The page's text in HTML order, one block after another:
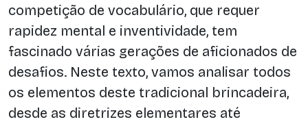
competição de vocabulário, que requer
rapidez mental e inventividade, tem
fascinado várias gerações de aficionados de
desafios. Neste texto, vamos analisar todos
os elementos deste tradicional brincadeira,
desde as diretrizes elementares até